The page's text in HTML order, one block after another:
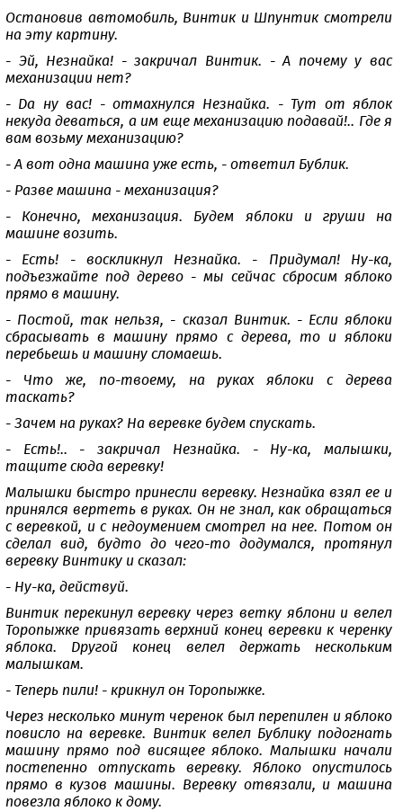
Остановив автомобиль, Винтик и Шпунтик смотрели
на эту картину.
- Эй, Незнайка! - закричал Винтик. - А почему у вас
механизации нет?
- Да ну вас! - отмахнулся Незнайка. - Тут от яблок
некуда деваться, а им еще механизацию подавай!.. Где я
вам возьму механизацию?
- А вот одна машина уже есть, - ответил Бублик.
- Разве машина - механизация?
- Конечно, механизация. Будем яблоки и груши на
машине возить.
- Есть! - воскликнул Незнайка. - Придумал! Ну-ка,
подъезжайте под дерево - мы сейчас сбросим яблоко
прямо в машину.
- Постой, так нельзя, - сказал Винтик. - Если яблоки
сбрасывать в машину прямо с дерева, то и яблоки
перебьешь и машину сломаешь.
- Что же, по-твоему, на руках яблоки с дерева
таскать?
- Зачем на руках? На веревке будем спускать.
- Есть!.. - закричал Незнайка. - Ну-ка, малышки,
тащите сюда веревку!
Малышки быстро принесли веревку. Незнайка взял ее и
принялся вертеть в руках. Он не знал, как обращаться
с веревкой, и с недоумением смотрел на нее. Потом он
сделал вид, будто до чего-то додумался, протянул
веревку Винтику и сказал:
- Ну-ка, действуй.
Винтик перекинул веревку через ветку яблони и велел
Торопыжке привязать верхний конец веревки к черенку
яблока. Другой конец велел держать нескольким
малышкам.
- Теперь пили! - крикнул он Торопыжке.
Через несколько минут черенок был перепилен и яблоко
повисло на веревке. Винтик велел Бублику подогнать
машину прямо под висящее яблоко. Малышки начали
постепенно отпускать веревку. Яблоко опустилось
прямо в кузов машины. Веревку отвязали, и машина
повезла яблоко к дому.